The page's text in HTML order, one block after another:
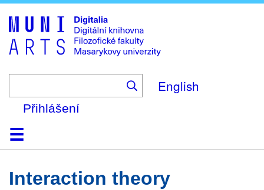
to
main
content
English
Přihlášení
DomůKolekce
Prohlížení
Vyhledávání
O platformě
Nápověda
KontaktDigitalia
interaction theory